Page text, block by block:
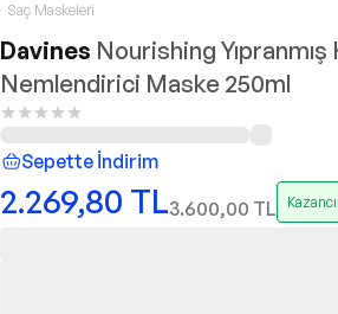
Saç Maskeleri
Davines Nourishing
Nemlendirici Maske 250ml
Sepette İndirim
2.269,80 TL3.600,00 TL